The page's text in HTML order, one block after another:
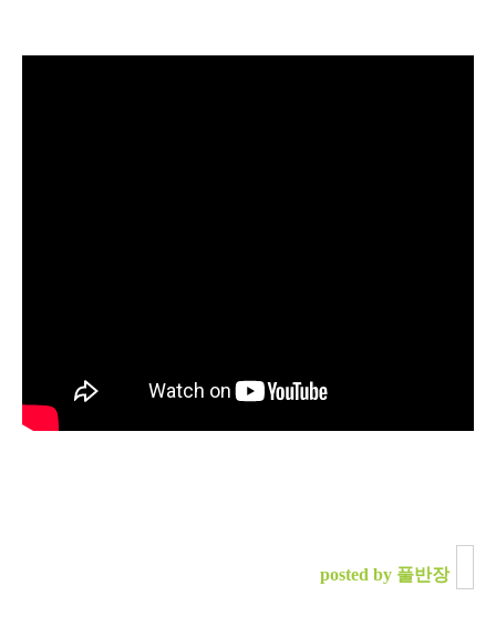
posted by 풀반장